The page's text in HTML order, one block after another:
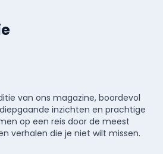
van ons magazine, boordevol
inzichten en prachtige
op een reis door de meest
verhalen die je niet wilt missen.